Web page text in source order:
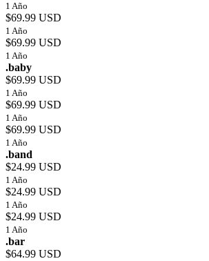
1 Año
$69.99 USD
1 Año
$69.99 USD
1 Año
.baby
$69.99 USD
1 Año
$69.99 USD
1 Año
$69.99 USD
1 Año
.band
$24.99 USD
1 Año
$24.99 USD
1 Año
$24.99 USD
1 Año
.bar
$64.99 USD